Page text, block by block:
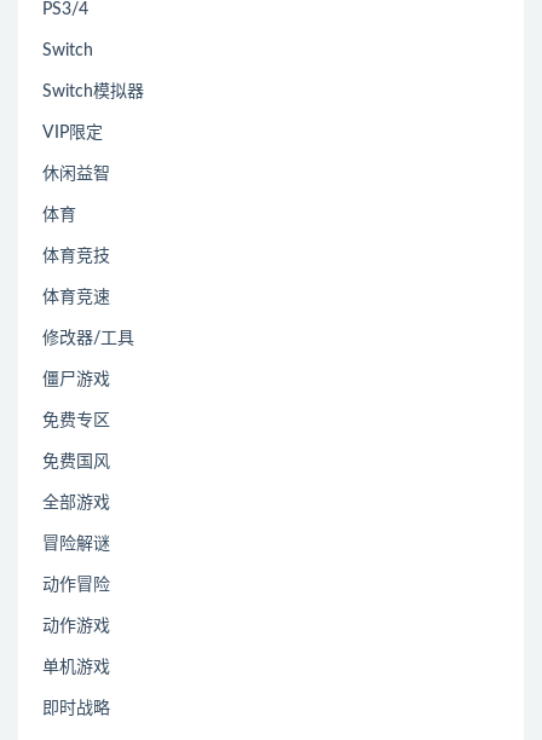
PS3/4
Switch
Switch模拟器
VIP限定
休闲益智
体育
体育竞技
体育竞速
修改器/工具
僵尸游戏
免费专区
免费国风
全部游戏
冒险解谜
动作冒险
动作游戏
单机游戏
即时战略